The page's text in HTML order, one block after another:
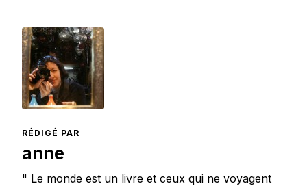
RÉDIGÉ PAR
anne
" Le monde est un livre et ceux qui ne voyagent